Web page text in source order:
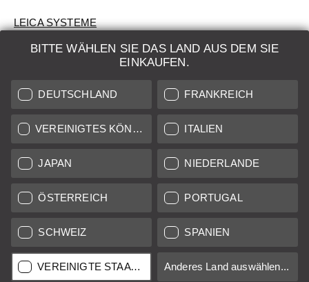
BITTE WÄHLEN SIE DAS LAND AUS DEM SIE
EINKAUFEN.
DEUTSCHLAND FRANKREICH
VEREINIGTES KÖNIGREICH ITALIEN
JAPAN NIEDERLANDE
ÖSTERREICH PORTUGAL
SCHWEIZ SPANIEN
VEREINIGTE STAATEN Anderes Land auswählen...
LEICA SYSTEME
BEWERTUNG
AUKTION
BRAND NEW
LEICA STORES
Alle Preise von in der EU/UK ansässigen Anbietern inkl.
Mehrwertsteuer zzgl.Versandkostensofern nicht anders
Alle Preise von in den USA ansässigen Anbietern exkl. MwSt.